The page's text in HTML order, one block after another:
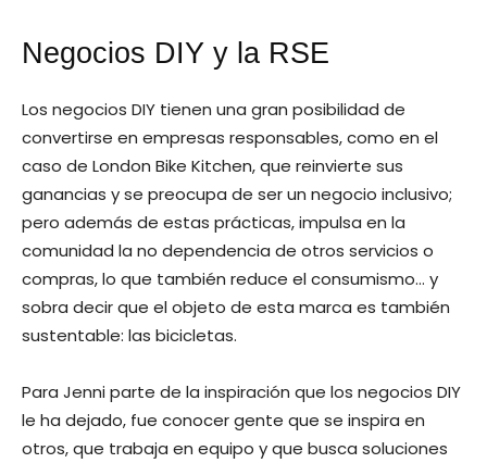
Negocios DIY y la RSE
Los negocios DIY tienen una gran posibilidad de
convertirse en empresas responsables, como en el
caso de London Bike Kitchen, que reinvierte sus
ganancias y se preocupa de ser un negocio inclusivo;
pero además de estas prácticas, impulsa en la
comunidad la no dependencia de otros servicios o
compras, lo que también reduce el consumismo… y
sobra decir que el objeto de esta marca es también
sustentable: las bicicletas.
Para Jenni parte de la inspiración que los negocios DIY
le ha dejado, fue conocer gente que se inspira en
otros, que trabaja en equipo y que busca soluciones